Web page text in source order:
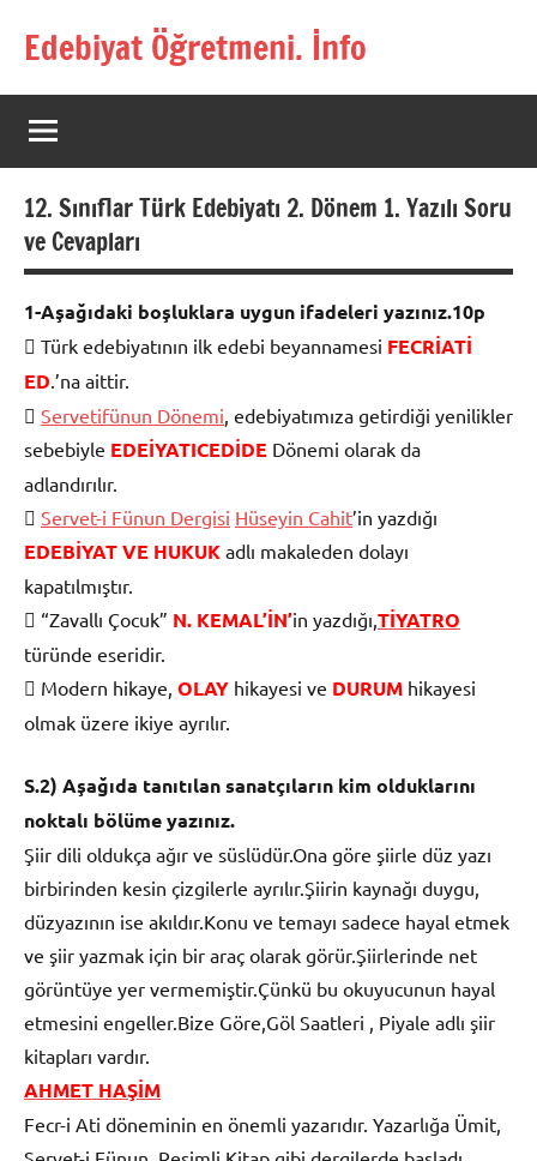
Edebiyat Öğretmeni. İnfo
Türkçe,
Türk
Dili
ve
Öğretmenlerinin
Kaynak
12. Sınıflar Türk Edebiyatı 2. Dönem 1. Yazılı Soru
ve Cevapları
1-Aşağıdaki boşluklara uygun ifadeleri yazınız.10p
 Türk edebiyatının ilk edebi beyannamesi FECRİATİ
ED .’na aittir.
 Servetifünun Dönemi , edebiyatımıza getirdiği yenilikler
sebebiyle EDEİYATICEDİDE Dönemi olarak da
adlandırılır.
 Servet-i Fünun Dergisi Hüseyin Cahit’in yazdığı
EDEBİYAT VE HUKUK adlı makaleden dolayı
kapatılmıştır.
 “Zavallı Çocuk” N. KEMAL’İN’in yazdığı, TİYATRO
türünde eseridir.
 Modern hikaye, OLAY hikayesi ve DURUM hikayesi
olmak üzere ikiye ayrılır.
S.2) Aşağıda tanıtılan sanatçıların kim olduklarını
noktalı bölüme yazınız.
Şiir dili oldukça ağır ve süslüdür.Ona göre şiirle düz yazı
birbirinden kesin çizgilerle ayrılır.Şiirin kaynağı duygu,
düzyazının ise akıldır.Konu ve temayı sadece hayal etmek
ve şiir yazmak için bir araç olarak görür.Şiirlerinde net
görüntüye yer vermemiştir.Çünkü bu okuyucunun hayal
etmesini engeller.Bize Göre,Göl Saatleri , Piyale adlı şiir
kitapları vardır.
AHMET HAŞİM
Fecr-i Ati döneminin en önemli yazarıdır. Yazarlığa Ümit,